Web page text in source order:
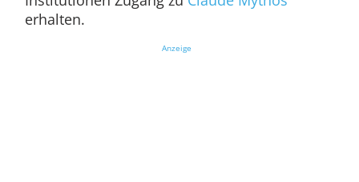
erhalten.
Anzeige